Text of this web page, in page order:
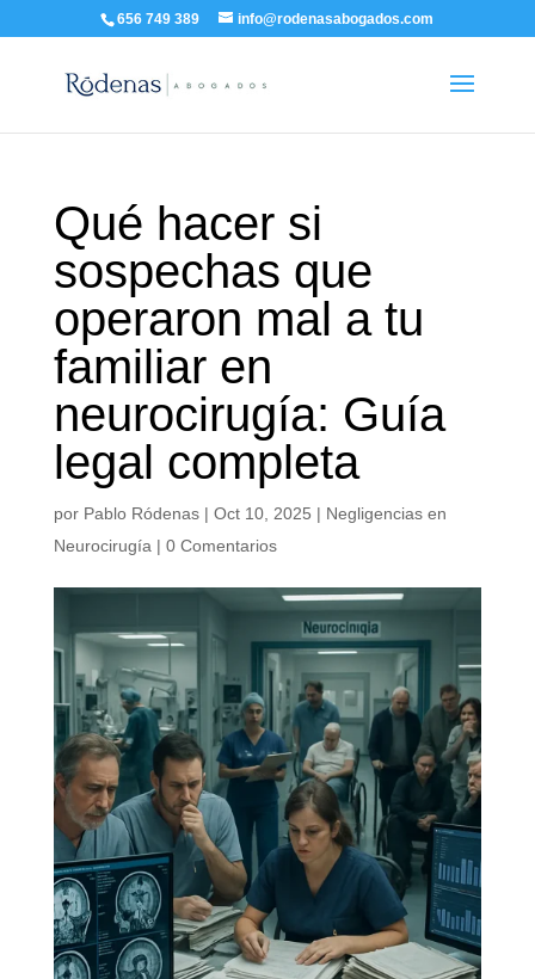
656 749 389 info@rodenasabogados.com
Qué hacer si
sospechas que
operaron mal a tu
familiar en
neurocirugía: Guía
legal completa
por Pablo Ródenas| Oct 10, 2025 | Negligencias en
Neurocirugía | 0 Comentarios